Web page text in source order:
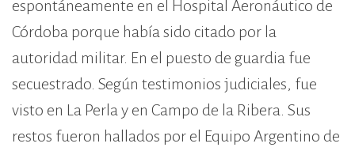
espontáneamente en el Hospital Aeronáutico de
Córdoba porque había sido citado por la
autoridad militar. En el puesto de guardia fue
secuestrado. Según testimonios judiciales, fue
visto en La Perla y en Campo de la Ribera. Sus
restos fueron hallados por el Equipo Argentino de